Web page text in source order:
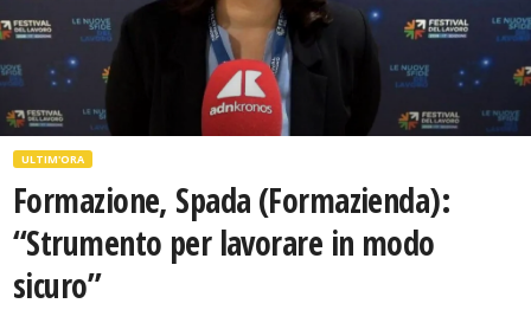
ULTIM'ORA
Formazione, Spada (Formazienda):
“Strumento per lavorare in modo
sicuro”